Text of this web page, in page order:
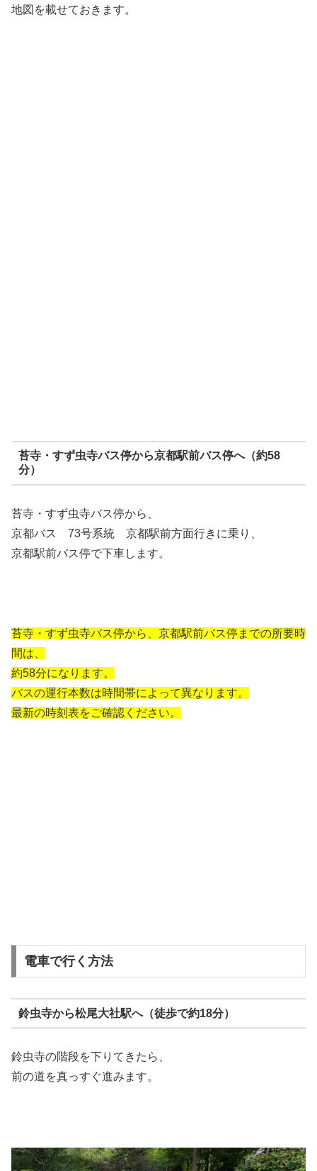
地図を載せておきます。
苔寺・すず虫寺バス停から京都駅前バス停へ（約58
分）
苔寺・すず虫寺バス停から、
京都バス 73号系統 京都駅前方面行きに乗り、
京都駅前バス停で下車します。
苔寺・すず虫寺バス停から、京都駅前バス停までの所要時
間は、
約58分になります。
バスの運行本数は時間帯によって異なります。
最新の時刻表をご確認ください。
電車で行く方法
鈴虫寺から松尾大社駅へ（徒歩で約18分）
鈴虫寺の階段を下りてきたら、
前の道を真っすぐ進みます。